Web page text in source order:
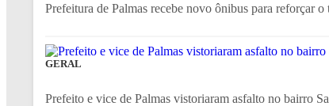
Prefeitura de Palmas recebe novo ônibus para reforçar o
GERAL
Prefeito e vice de Palmas vistoriaram asfalto no bairro